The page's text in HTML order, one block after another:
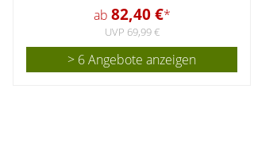
ab 82,40 €*
UVP 69,99 €
> 6 Angebote anzeigen